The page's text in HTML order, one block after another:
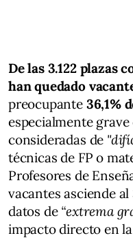
De las 3.122 plazas
han quedado
preocupante 36,1%
especialmente grave
consideradas de
técnicas de FP o
Profesores de
vacantes asciende
datos de “extrema
impacto directo en